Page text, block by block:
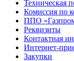
Техническая
Комиссия по
ППО
Реквизиты
Контактная
Интернет-
Закупки